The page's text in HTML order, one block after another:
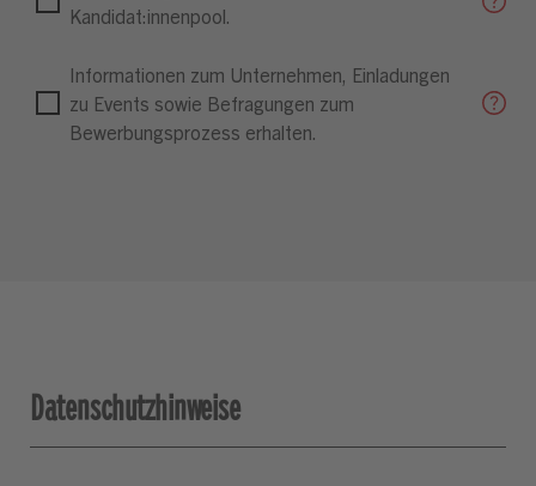
Kandidat:innenpool.
Informationen zum Unternehmen, Einladungen
zu Events sowie Befragungen zum
Bewerbungsprozess erhalten.
Datenschutzhinweise